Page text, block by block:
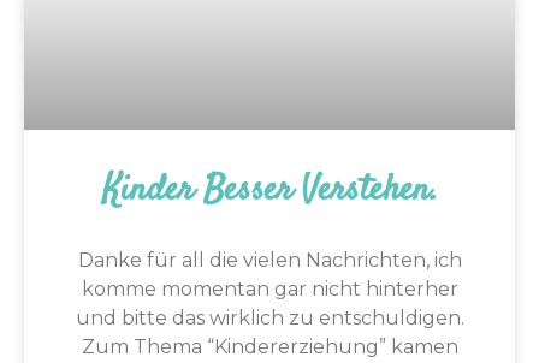
Kinder Besser Verstehen.
Danke für all die vielen Nachrichten, ich
komme momentan gar nicht hinterher
und bitte das wirklich zu entschuldigen.
Zum Thema “Kindererziehung” kamen